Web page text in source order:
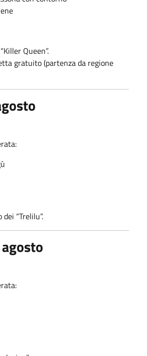
Queen”.
gratuito (partenza da regione
“Trelilu”.